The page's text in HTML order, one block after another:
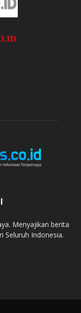
Menyajikan berita
Seluruh Indonesia.